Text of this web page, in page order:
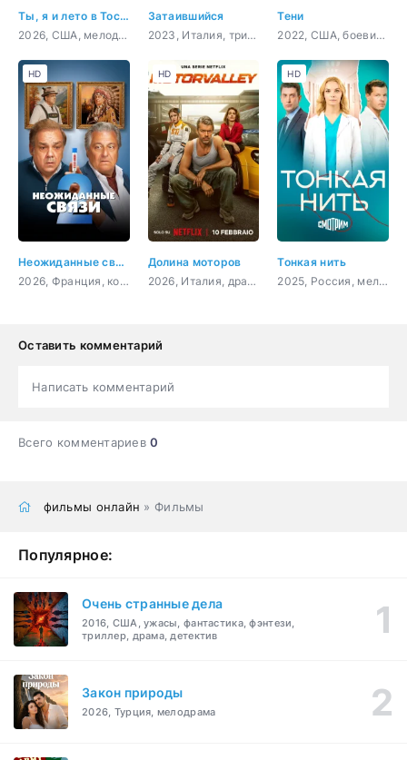
Ты, я и лето в Тоскане
2026, США, мелодрама, комедия
Затаившийся
2023, Италия, триллер, драма, криминал
Тени
2022, США, боевик, криминал
Неожиданные связи 2
2026, Франция, комедия
HD
Долина моторов
2026, Италия, драма, спорт
HD
Тонкая нить
2025, Россия, мелодрама
HD
Оставить комментарий
Написать комментарий
Всего комментариев0
фильмы онлайн » Фильмы
Популярное:
Очень странные дела
2016, США, ужасы, фантастика, фэнтези,
триллер, драма, детектив
Закон природы
2026, Турция, мелодрама